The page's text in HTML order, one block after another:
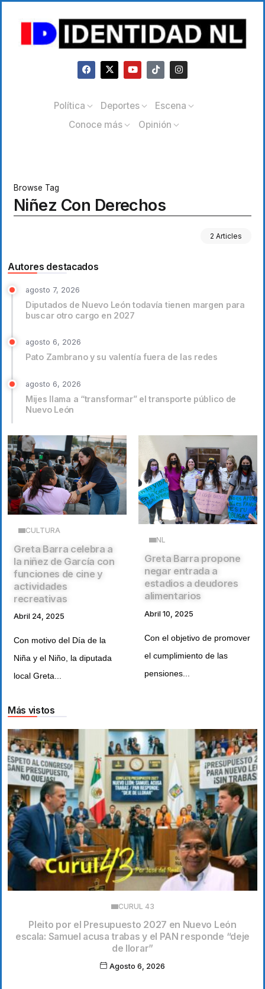
Política Deportes
Escena
Conoce más
Opinión
Browse Tag
Niñez Con Derechos
2 Articles
Autores destacados
agosto 7, 2026
Diputados de Nuevo León todavía tienen margen para
buscar otro cargo en 2027
agosto 6, 2026
Pato Zambrano y su valentía fuera de las redes
agosto 6, 2026
Mijes llama a “transformar” el transporte público de
Nuevo León
CULTURA
Greta Barra celebra a
la niñez de García con
funciones de cine y
actividades
recreativas
Abril 24, 2025
Con motivo del Día de la
Niña y el Niño, la diputada
local Greta...
NL
Greta Barra propone
negar entrada a
estadios a deudores
alimentarios
Abril 10, 2025
Con el objetivo de promover
el cumplimiento de las
pensiones...
Más vistos
CURUL 43
Pleito por el Presupuesto 2027 en Nuevo León
escala: Samuel acusa trabas y el PAN responde “deje
de llorar”
Agosto 6, 2026